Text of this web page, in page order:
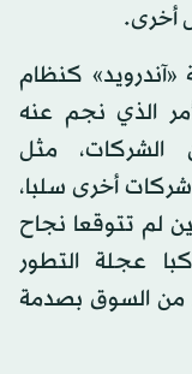
أخرى.
«آندرويد» كنظام
الذي نجم عنه
الشركات، مثل
أخرى سلبا،
لم تتوقعا نجاح
عجلة التطور
من السوق بصدمة